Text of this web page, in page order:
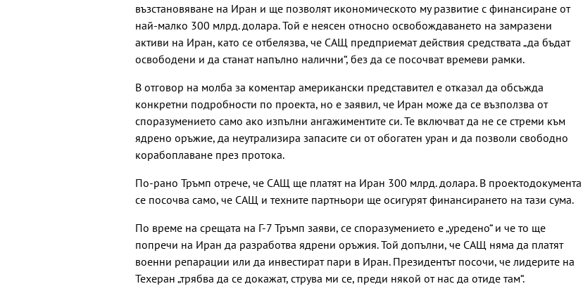
възстановяване на Иран и ще позволят икономическото му развитие с финансиране от
най-малко 300 млрд. долара. Той е неясен относно освобождаването на замразени
активи на Иран, като се отбелязва, че САЩ предприемат действия средствата „да бъдат
освободени и да станат напълно налични“, без да се посочват времеви рамки.
В отговор на молба за коментар американски представител е отказал да обсъжда
конкретни подробности по проекта, но е заявил, че Иран може да се възползва от
споразумението само ако изпълни ангажиментите си. Те включват да не се стреми към
ядрено оръжие, да неутрализира запасите си от обогатен уран и да позволи свободно
корабоплаване през протока.
По-рано Тръмп отрече, че САЩ ще платят на Иран 300 млрд. долара. В проектодокумента
се посочва само, че САЩ и техните партньори ще осигурят финансирането на тази сума.
По време на срещата на Г-7 Тръмп заяви, се споразумението е „уредено“ и че то ще
попречи на Иран да разработва ядрени оръжия. Той допълни, че САЩ няма да платят
военни репарации или да инвестират пари в Иран. Президентът посочи, че лидерите на
Техеран „трябва да се докажат, струва ми се, преди някой от нас да отиде там“.